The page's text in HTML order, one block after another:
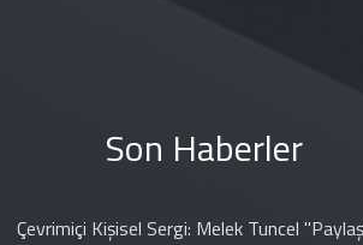
Son Haberler
Çevrimiçi Kişisel Sergi: Melek Tuncel